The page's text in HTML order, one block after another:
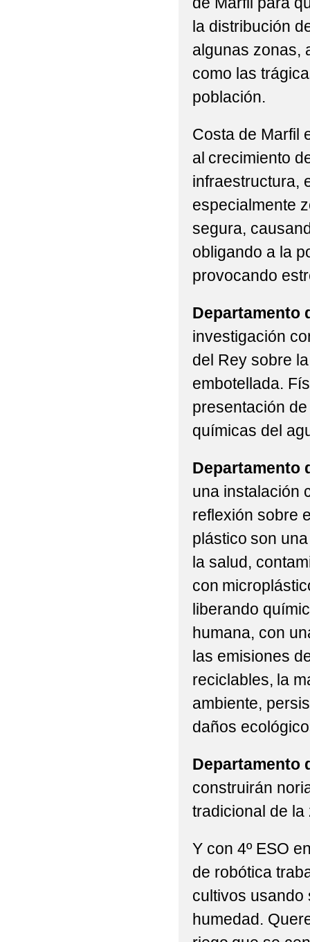
la distribución
algunas zonas,
como las
población.
Costa de Marfil
al crecimiento
infraestructura,
especialmente
segura,
obligando a la
provocando
Departamento
investigación
del Rey sobre
embotellada.
presentación
químicas del
Departamento
una instalación
reflexión sobre
plástico son
la salud,
con
liberando
humana, con
las emisiones
reciclables, la
ambiente,
daños
Departamento
construirán
tradicional de
Y con 4º ESO
de robótica
cultivos usando
humedad.